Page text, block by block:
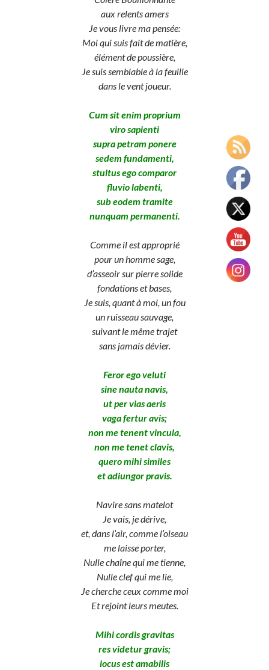
aux relents amers
Je vous livre ma pensée:
Moi qui suis fait de matière,
élément de poussière,
Je suis semblable à la feuille
dans le vent joueur.
Cum sit enim proprium
viro sapienti
supra petram ponere
sedem fundamenti,
stultus ego comparor
fluvio labenti,
sub eodem tramite
nunquam permanenti.
Comme il est approprié
pour un homme sage,
d’asseoir sur pierre solide
fondations et bases,
Je suis, quant à moi, un fou
un ruisseau sauvage,
suivant le même trajet
sans jamais dévier.
Feror ego veluti
sine nauta navis,
ut per vias aeris
vaga fertur avis;
non me tenent vincula,
non me tenet clavis,
quero mihi similes
et adiungor pravis.
Navire sans matelot
Je vais, je dérive,
et, dans l’air, comme l’oiseau
me laisse porter,
Nulle chaîne qui me tienne,
Nulle clef qui me lie,
Je cherche ceux comme moi
Et rejoint leurs meutes.
Mihi cordis gravitas
res videtur gravis;
iocus est amabilis